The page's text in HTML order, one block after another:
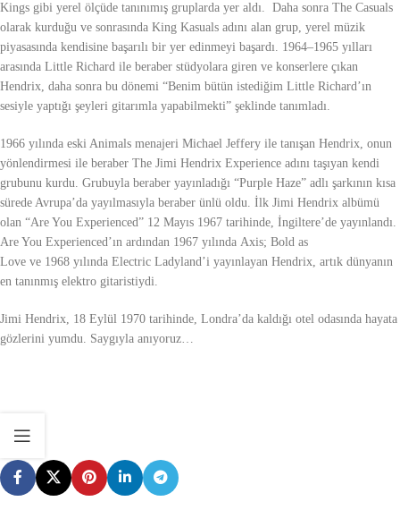
Kings gibi yerel ölçüde tanınımış gruplarda yer aldı. Daha sonra The Casuals
olarak kurduğu ve sonrasında King Kasuals adını alan grup, yerel müzik
piyasasında kendisine başarılı bir yer edinmeyi başardı. 1964–1965 yılları
arasında Little Richard ile beraber stüdyolara giren ve konserlere çıkan
Hendrix, daha sonra bu dönemi “Benim bütün istediğim Little Richard’ın
sesiyle yaptığı şeyleri gitarımla yapabilmekti” şeklinde tanımladı.
1966 yılında eski Animals menajeri Michael Jeffery ile tanışan Hendrix, onun
yönlendirmesi ile beraber The Jimi Hendrix Experience adını taşıyan kendi
grubunu kurdu. Grubuyla beraber yayınladığı “Purple Haze” adlı şarkının kısa
sürede Avrupa’da yayılmasıyla beraber ünlü oldu. İlk Jimi Hendrix albümü
olan “Are You Experienced” 12 Mayıs 1967 tarihinde, İngiltere’de yayınlandı.
Are You Experienced’ın ardından 1967 yılında Axis; Bold as
Love ve 1968 yılında Electric Ladyland’i yayınlayan Hendrix, artık dünyanın
en tanınmış elektro gitaristiydi.
Jimi Hendrix, 18 Eylül 1970 tarihinde, Londra’da kaldığı otel odasında hayata
gözlerini yumdu. Saygıyla anıyoruz…